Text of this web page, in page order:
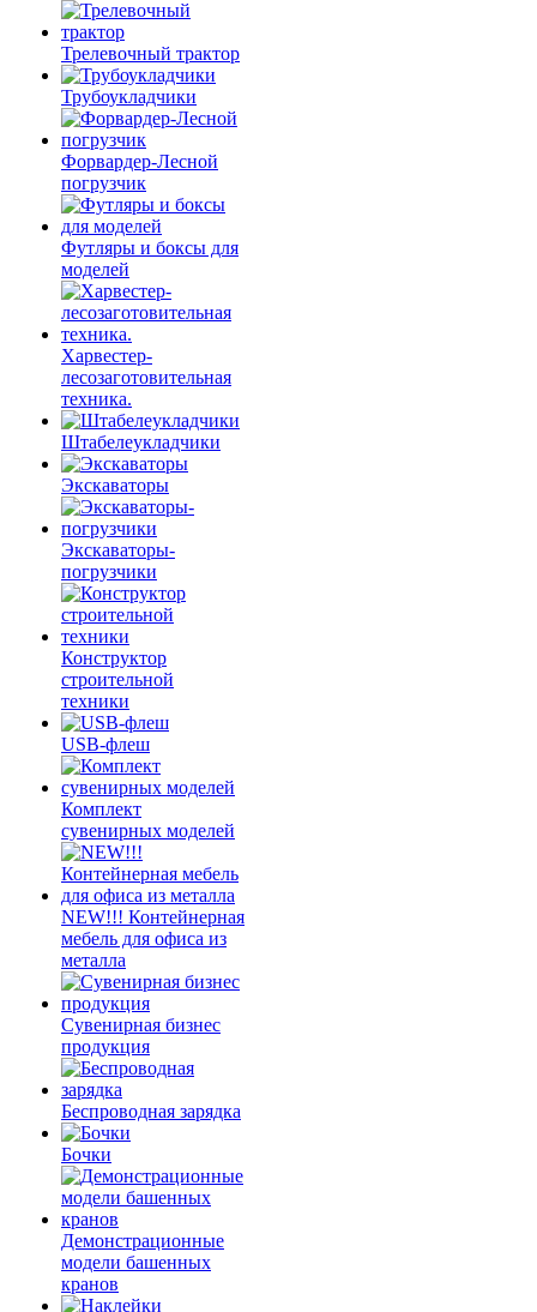
Трелевочный трактор
Трубоукладчики
Форвардер-Лесной
погрузчик
Футляры и боксы для
моделей
Харвестер-
лесозаготовительная
техника.
Штабелеукладчики
Экскаваторы
Экскаваторы-
погрузчики
Конструктор
строительной
техники
USB-флеш
Комплект
сувенирных моделей
NEW!!! Контейнерная
мебель для офиса из
металла
Сувенирная бизнес
продукция
Беспроводная зарядка
Бочки
Демонстрационные
модели башенных
кранов